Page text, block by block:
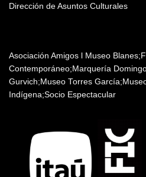
Dirección de Asuntos Culturales
Asociación Amigos l Museo
Contemporáneo;Marquería
Gurvich;Museo Torres
Indígena;Socio Espectacular